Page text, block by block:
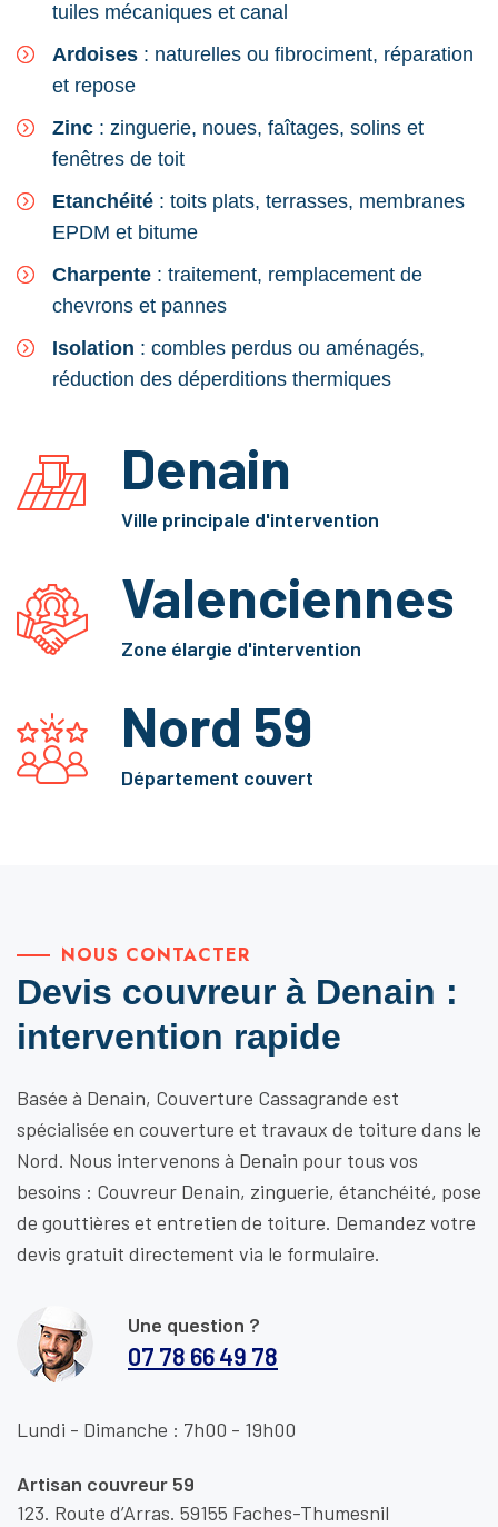
tuiles mécaniques et canal
Ardoises : naturelles ou fibrociment, réparation
et repose
Zinc : zinguerie, noues, faîtages, solins et
fenêtres de toit
Etanchéité : toits plats, terrasses, membranes
EPDM et bitume
Charpente : traitement, remplacement de
chevrons et pannes
Isolation : combles perdus ou aménagés,
réduction des déperditions thermiques
Denain
Ville principale d'intervention
Valenciennes
Zone élargie d'intervention
Nord 59
Département couvert
NOUS CONTACTER
Devis couvreur à Denain :
intervention rapide
Basée à Denain, Couverture Cassagrande est
spécialisée en couverture et travaux de toiture dans le
Nord. Nous intervenons à Denain pour tous vos
besoins : Couvreur Denain, zinguerie, étanchéité, pose
de gouttières et entretien de toiture. Demandez votre
devis gratuit directement via le formulaire.
Une question ?
07 78 66 49 78
Lundi - Dimanche : 7h00 - 19h00
Artisan couvreur 59
123. Route d’Arras. 59155 Faches-Thumesnil